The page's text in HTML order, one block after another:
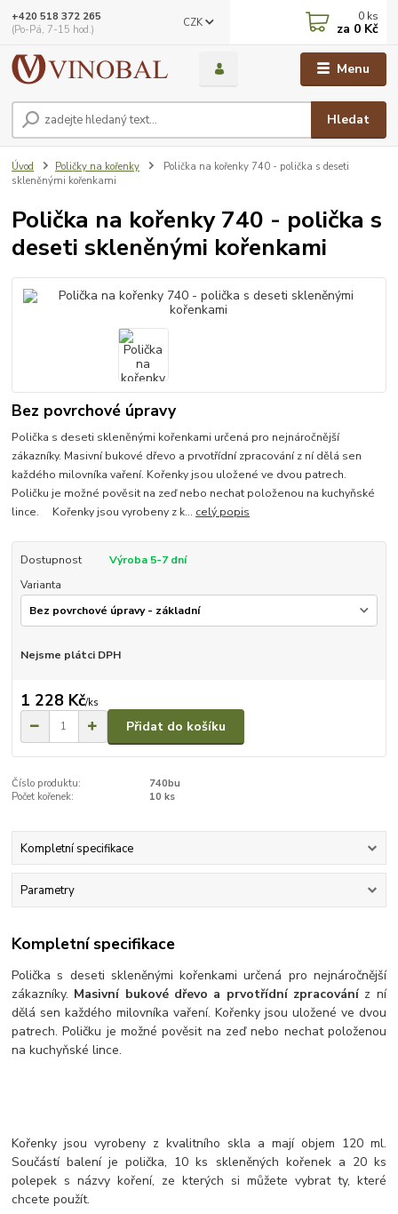
Menu
CZK
Hledat
+420 518 372 265
(Po-Pá, 7-15 hod.)
0 ks
za 0 Kč
Úvod Poličky na kořenky
Polička na kořenky 740 - polička s deseti
skleněnými kořenkami
Polička na kořenky 740 - polička s
deseti skleněnými kořenkami
Bez povrchové úpravy
Polička s deseti skleněnými kořenkami určená pro nejnáročnější
zákazníky. Masivní bukové dřevo a prvotřídní zpracování z ní dělá sen
každého milovníka vaření. Kořenky jsou uložené ve dvou patrech.
Poličku je možné pověsit na zeď nebo nechat položenou na kuchyňské
lince. Kořenky jsou vyrobeny z k... celý popis
Dostupnost
Výroba 5-7 dní
Varianta
Nejsme plátci DPH
1 228 Kč/ks
Přidat do košíku
Číslo produktu:
740bu
Počet kořenek:
10 ks
Kompletní specifikace
Parametry
Kompletní specifikace
Polička s deseti skleněnými kořenkami určená pro nejnáročnější
zákazníky. Masivní bukové dřevo a prvotřídní zpracováníz ní
dělá sen každého milovníka vaření. Kořenky jsou uložené ve dvou
patrech. Poličku je možné pověsit na zeď nebo nechat položenou
na kuchyňské lince.
Kořenky jsou vyrobeny z kvalitního skla a mají objem 120 ml.
Součástí balení je polička, 10 ks skleněných kořenek a 20 ks
polepek s názvy koření, ze kterých si můžete vybrat ty, které
chcete použít.